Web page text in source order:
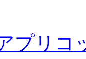
プリ